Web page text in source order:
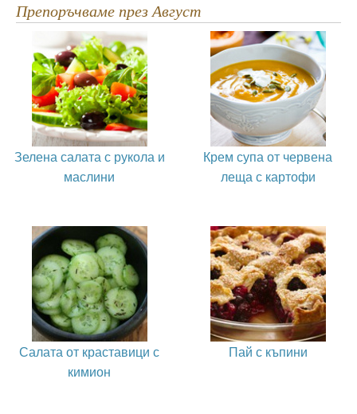
Препоръчваме през Август
Зелена салата с рукола и
маслини
Крем супа от червена
леща с картофи
Салата от краставици с
кимион
Пай с къпини